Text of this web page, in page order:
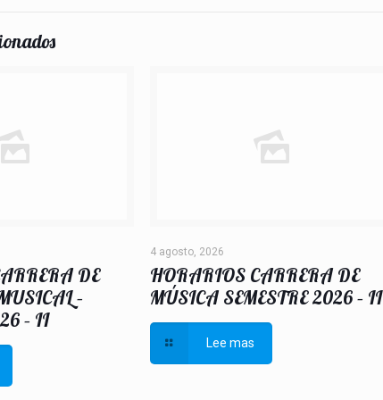
DE
–
– II
4 agosto, 2026
HORARIOS CARRERA DE
MÚSICA SEMESTRE 2026 – II
Lee mas